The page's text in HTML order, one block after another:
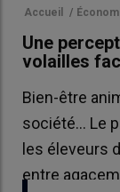
Accueil /
Une
volailles
Bien-être
société… Le
les éleveurs
entre